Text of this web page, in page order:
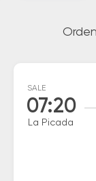
SALE
07:20
La Picada